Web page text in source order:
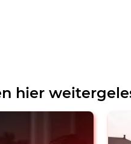
hier